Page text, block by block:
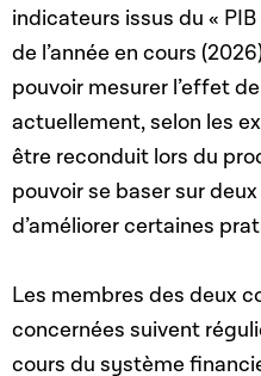
indicateurs issus du «
de l’année en cours
pouvoir mesurer l’effet
actuellement, selon les
être reconduit lors du
pouvoir se baser sur
d’améliorer certaines
Les membres des deux
concernées suivent
cours du système